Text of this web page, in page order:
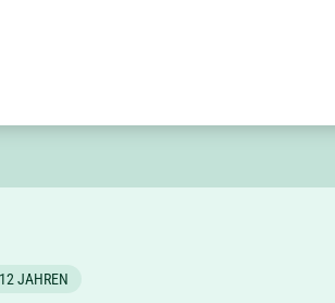
JAHREN